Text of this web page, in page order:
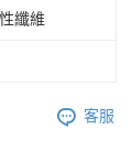
纖維
客服